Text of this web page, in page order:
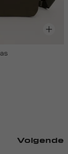
Volgende